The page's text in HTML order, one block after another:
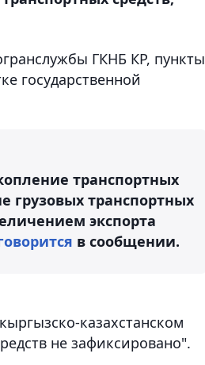
ГКНБ КР, пункты
государственной
транспортных
грузовых транспортных
экспорта
в сообщении.
казахстанском
не зафиксировано".